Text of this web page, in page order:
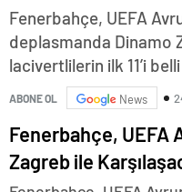
Fenerbahçe, UEFA
deplasmanda Dinamo
lacivertlilerin ilk 11’i
ABONE OL News
Fenerbahçe, UEFA
Zagreb ile